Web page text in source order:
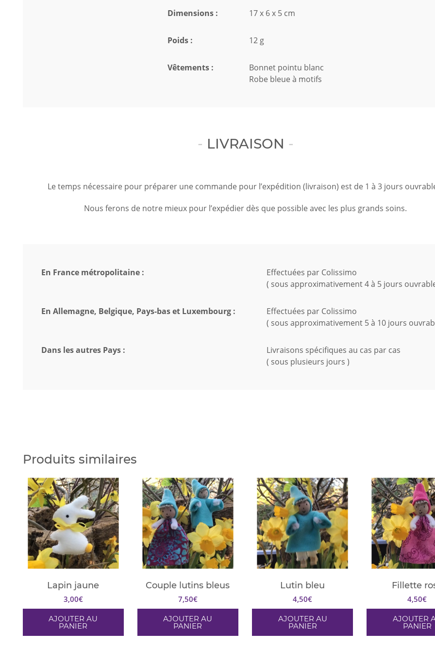
Dimensions : 17 x 6 x 5 cm
Poids : 12 g
Vêtements :
Bonnet pointu blanc
Robe bleue à motifs
LIVRAISON
Le temps nécessaire pour préparer une commande pour l’expédition (livraison) est de 1 à 3 jours
Nous ferons de notre mieux pour l’expédier dès que possible avec les plus grands soins.
En France métropolitaine :
Effectuées par Colissimo
( sous approximativement 4 à 5 jours
En Allemagne, Belgique, Pays-bas et Luxembourg :
Effectuées par Colissimo
( sous approximativement 5 à 10 jours
Dans les autres Pays :
Livraisons spécifiques au cas par cas
( sous plusieurs jours )
Produits similaires
Lapin jaune
3,00€
AJOUTER AU
PANIER
Couple lutins bleus
7,50€
AJOUTER AU
PANIER
Lutin bleu
4,50€
AJOUTER AU
PANIER
Fillette
4,50€
AJOUTER
PANIER